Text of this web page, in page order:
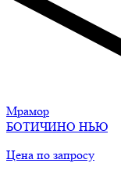
Мрамор
БОТИЧИНО НЬЮ
Цена по запросу